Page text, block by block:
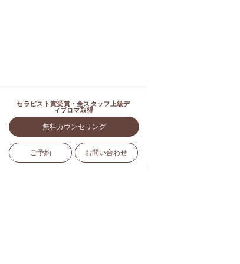
セラピスト賞受賞・全スタッフ上級デ
ィプロマ取得
無料カウンセリング
ご予約 お問い合わせ